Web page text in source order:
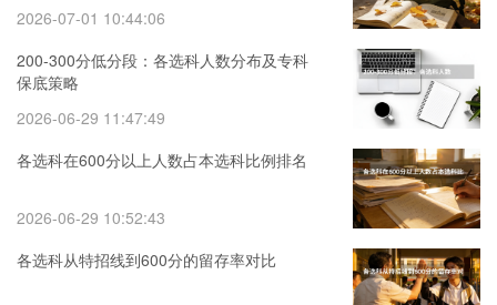
2026-07-01 10:44:06
200-300分低分段：各选科人数分布及专科
保底策略
2026-06-29 11:47:49
各选科在600分以上人数占本选科比例排名
2026-06-29 10:52:43
各选科从特招线到600分的留存率对比